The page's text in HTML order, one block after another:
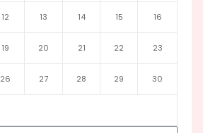
12 13 14 15 16
19 20 21 22 23
26 27 28 29 30